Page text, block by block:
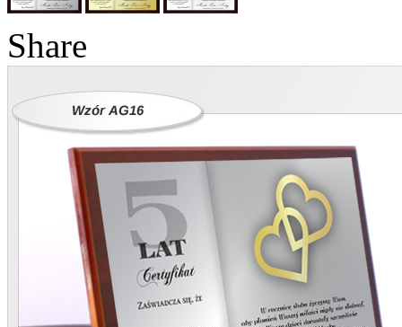
Share